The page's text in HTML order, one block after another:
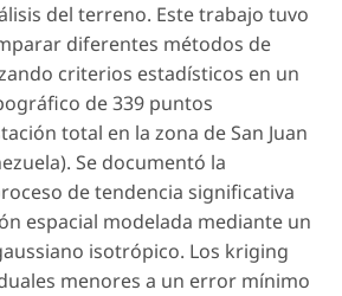
del terreno. Este trabajo tuvo
diferentes métodos de
criterios estadísticos en un
de 339 puntos
total en la zona de San Juan
Se documentó la
de tendencia significativa
espacial modelada mediante un
isotrópico. Los kriging
menores a un error mínimo